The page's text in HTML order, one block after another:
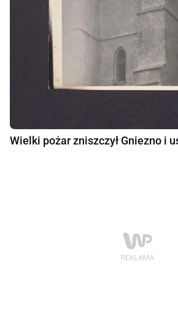
Wielki pożar zniszczył Gniezno i